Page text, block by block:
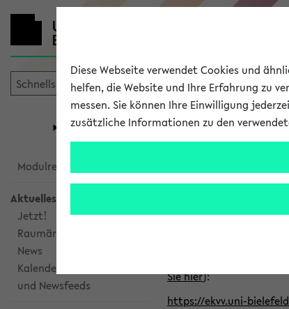
Universität Forschung
eKVV
Modulrecherche
Aktuelles
Jetzt!
Raumänderungen
News
Kalenderintegration
und Newsfeeds
Alle
Klicken Sie auf das
Sie hier):
https://ekvv.uni-
Diese Webseite verwendet Cookies und
helfen, die Website und Ihre Erfahrung zu
messen. Sie können Ihre Einwilligung
zusätzliche Informationen zu den